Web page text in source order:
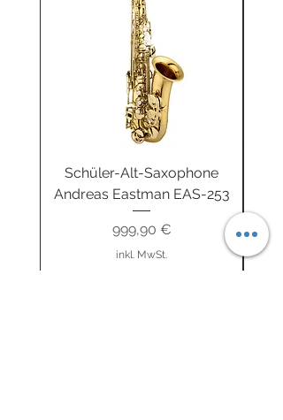
Schüler-Alt-Saxophone
Andreas Eastman EAS-253
Preis
999,90 €
inkl. MwSt.